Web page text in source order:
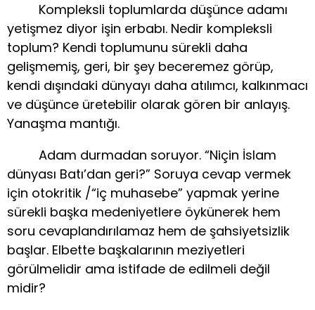
Kompleksli toplumlarda düşünce adamı
yetişmez diyor işin erbabı. Nedir kompleksli
toplum? Kendi toplumunu sürekli daha
gelişmemiş, geri, bir şey beceremez görüp,
kendi dışındaki dünyayı daha atılımcı, kalkınmacı
ve düşünce üretebilir olarak gören bir anlayış.
Yanaşma mantığı.
Adam durmadan soruyor. “Niçin İslam
dünyası Batı’dan geri?” Soruya cevap vermek
için otokritik /“iç muhasebe” yapmak yerine
sürekli başka medeniyetlere öykünerek hem
soru cevaplandırılamaz hem de şahsiyetsizlik
başlar. Elbette başkalarının meziyetleri
görülmelidir ama istifade de edilmeli değil
midir?